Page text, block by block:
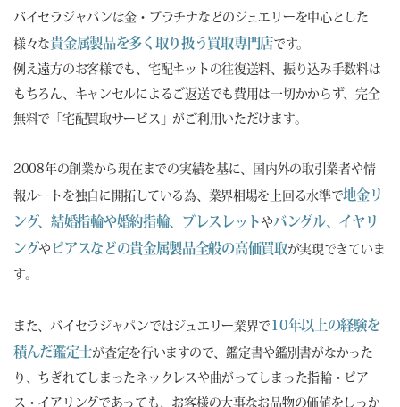
バイセラジャパンは金・プラチナなどのジュエリーを中心とした
様々な貴金属製品を多く取り扱う買取専門店です。
例え遠方のお客様でも、宅配キットの往復送料、振り込み手数料は
もちろん、キャンセルによるご返送でも費用は一切かからず、完全
無料で「宅配買取サービス」がご利用いただけます。
2008年の創業から現在までの実績を基に、国内外の取引業者や情
報ルートを独自に開拓している為、業界相場を上回る水準で地金リ
ング、結婚指輪や婚約指輪、ブレスレット やバングル、イヤリ
ングや ピアスなどの貴金属製品全般の高価買取が実現できていま
す。
また、バイセラジャパンではジュエリー業界で 10年以上の経験を
積んだ鑑定士が査定を行いますので、鑑定書や鑑別書がなかった
り、ちぎれてしまったネックレスや曲がってしまった指輪・ピア
ス・イアリングであっても、お客様の大事なお品物の価値をしっか